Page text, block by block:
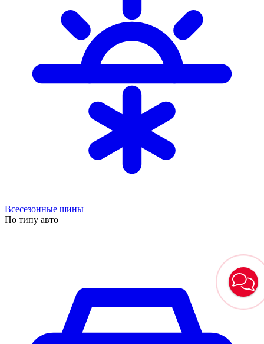
Всесезонные шины
По типу авто